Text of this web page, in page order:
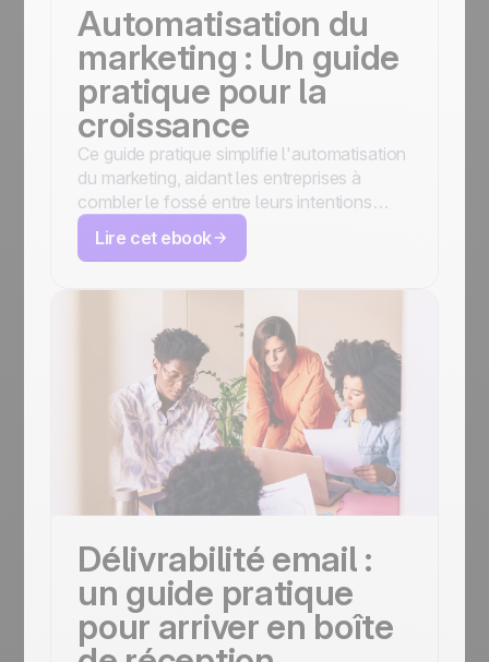
Automatisation du
marketing : Un guide
pratique pour la
croissance
Ce guide pratique simplifie l'automatisation
du marketing, aidant les entreprises à
combler le fossé entre leurs intentions
marketing et des résultats cohérents et
évolutifs.
Lire cet ebook
Délivrabilité email :
un guide pratique
pour arriver en boîte